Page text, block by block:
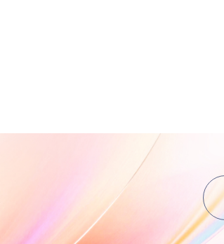
告
财
发
专